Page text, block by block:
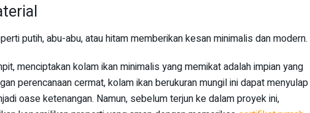
putih, abu-abu, atau hitam memberikan kesan minimalis dan modern.
menciptakan kolam ikan minimalis yang memikat adalah impian yang
perencanaan cermat, kolam ikan berukuran mungil ini dapat menyulap
oase ketenangan. Namun, sebelum terjun ke dalam proyek ini,